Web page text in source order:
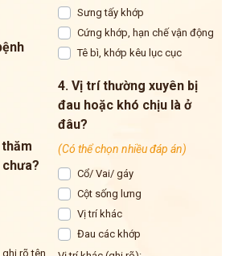
ghi rõ tên
Sưng tấy khớp
Cứng khớp, hạn chế vận động
Tê bì, khớp kêu lục cục
4. Vị trí thường xuyên bị
đau hoặc khó chịu là ở
đâu?
(Có thể chọn nhiều đáp án)
Cổ/ Vai/ gáy
Cột sống lưng
Vị trí khác
Đau các khớp